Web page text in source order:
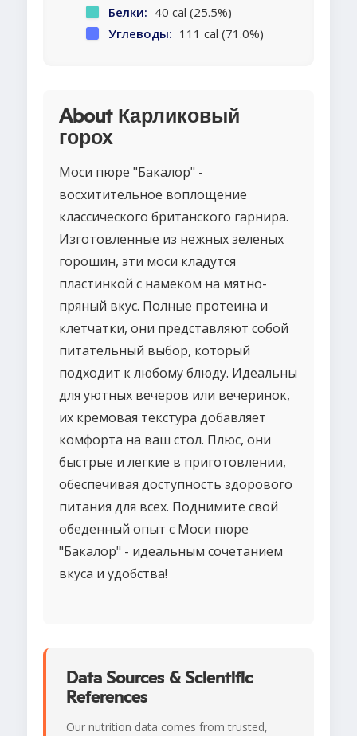
Белки: 40 cal (25.5%)
Углеводы: 111 cal (71.0%)
About Карликовый
горох
Моси пюре "Бакалор" -
восхитительное воплощение
классического британского гарнира.
Изготовленные из нежных зеленых
горошин, эти моси кладутся
пластинкой с намеком на мятно-
пряный вкус. Полные протеина и
клетчатки, они представляют собой
питательный выбор, который
подходит к любому блюду. Идеальны
для уютных вечеров или вечеринок,
их кремовая текстура добавляет
комфорта на ваш стол. Плюс, они
быстрые и легкие в приготовлении,
обеспечивая доступность здорового
питания для всех. Поднимите свой
обеденный опыт с Моси пюре
"Бакалор" - идеальным сочетанием
вкуса и удобства!
Data Sources & Scientific
References
Our nutrition data comes from trusted,